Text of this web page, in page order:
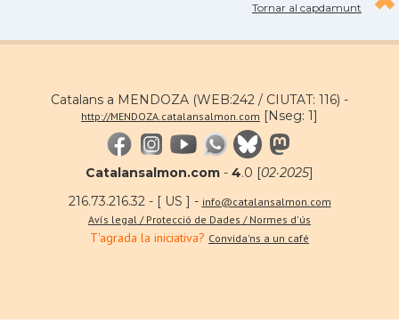
Tornar al capdamunt
Catalans a MENDOZA (WEB:242 / CIUTAT: 116) -
http://MENDOZA.catalansalmon.com [Nseg: 1]
Catalansalmon.com - 4.0 [02·2025]
216.73.216.32 - [ US ] - info@catalansalmon.com
Avís legal / Protecció de Dades / Normes d'ús
T'agrada la iniciativa? Convida'ns a un café